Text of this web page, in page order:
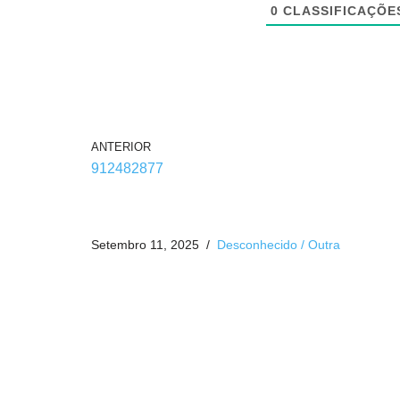
0
ANTERIOR
912482877
Setembro 11, 2025 Desconhecido / Outra